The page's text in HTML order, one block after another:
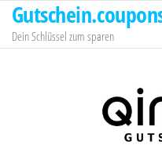
Zum
Inhalt
springen
Dein Schlüssel zum sparen